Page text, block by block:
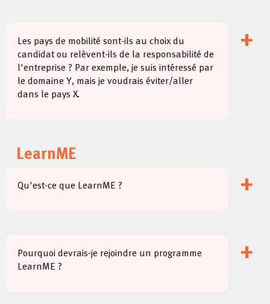
Les pays de mobilité sont-ils au choix du
candidat ou relèvent-ils de la responsabilité de
l'entreprise ? Par exemple, je suis intéressé par
le domaine Y, mais je voudrais éviter/aller
dans le pays X.
+
LearnME
Qu'est-ce que LearnME ? +
Pourquoi devrais-je rejoindre un programme
LearnME ?
+